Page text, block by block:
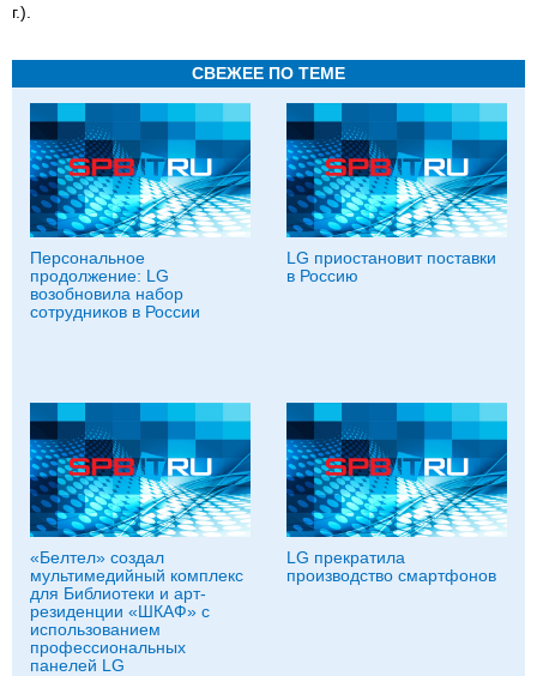
г.).
СВЕЖЕЕ ПО ТЕМЕ
Персональное
продолжение: LG
возобновила набор
сотрудников в России
LG приостановит поставки
в Россию
«Белтел» создал
мультимедийный комплекс
для Библиотеки и арт-
резиденции «ШКАФ» c
использованием
профессиональных
панелей LG
LG прекратила
производство смартфонов